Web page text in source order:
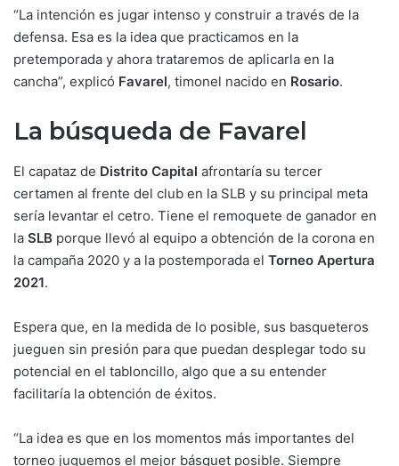
“La intención es jugar intenso y construir a través de la
defensa. Esa es la idea que practicamos en la
pretemporada y ahora trataremos de aplicarla en la
cancha”, explicó Favarel, timonel nacido en Rosario.
La búsqueda de Favarel
El capataz de Distrito Capital afrontaría su tercer
certamen al frente del club en la SLB y su principal meta
sería levantar el cetro. Tiene el remoquete de ganador en
la SLB porque llevó al equipo a obtención de la corona en
la campaña 2020 y a la postemporada el Torneo Apertura
2021.
Espera que, en la medida de lo posible, sus basqueteros
jueguen sin presión para que puedan desplegar todo su
potencial en el tabloncillo, algo que a su entender
facilitaría la obtención de éxitos.
“La idea es que en los momentos más importantes del
torneo juguemos el mejor básquet posible. Siempre